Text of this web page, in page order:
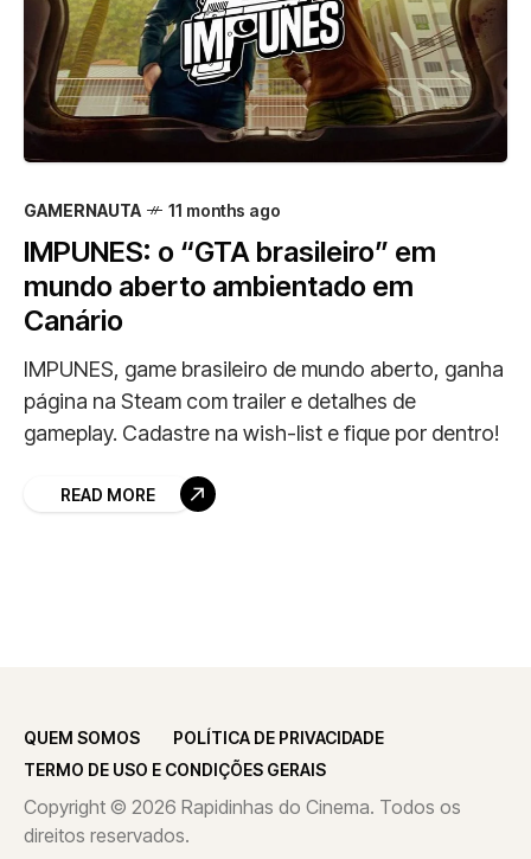
GAMERNAUTA 11 months ago
IMPUNES: o “GTA brasileiro” em
mundo aberto ambientado em
Canário
IMPUNES, game brasileiro de mundo aberto, ganha
página na Steam com trailer e detalhes de
gameplay. Cadastre na wish-list e fique por dentro!
READ MORE
QUEM SOMOS
POLÍTICA DE PRIVACIDADE
TERMO DE USO E CONDIÇÕES GERAIS
Copyright © 2026 Rapidinhas do Cinema. Todos os
direitos reservados.